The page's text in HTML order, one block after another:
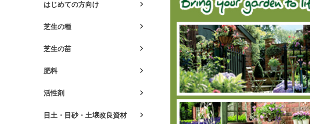
はじめての方向け
芝生の種
芝生の苗
肥料
活性剤
目土・目砂・土壌改良資材